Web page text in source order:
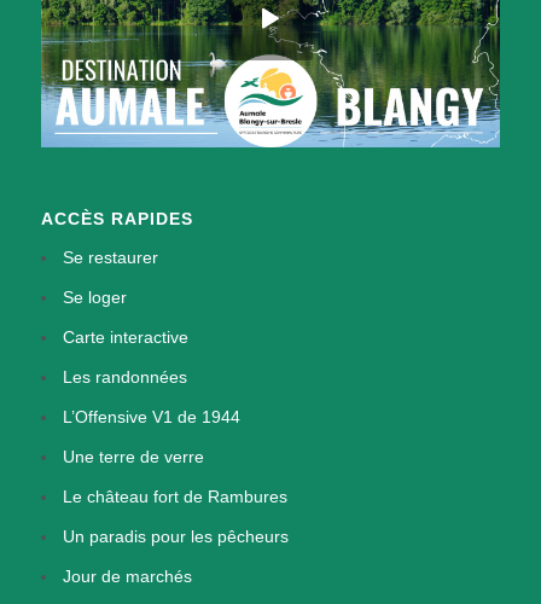
ACCÈS RAPIDES
Se restaurer
Se loger
Carte interactive
Les randonnées
L’Offensive V1 de 1944
Une terre de verre
Le château fort de Rambures
Un paradis pour les pêcheurs
Jour de marchés